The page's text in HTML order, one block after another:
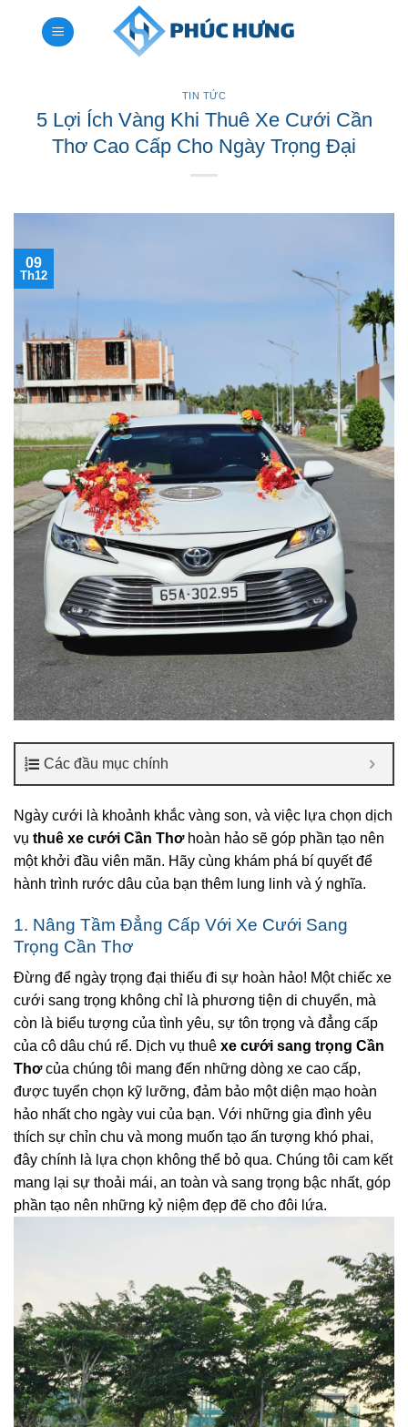
TIN TỨC
5 Lợi Ích Vàng Khi Thuê Xe Cưới Cần
Thơ Cao Cấp Cho Ngày Trọng Đại
09
Th12
Các đầu mục chính
Ngày cưới là khoảnh khắc vàng son, và việc lựa chọn dịch
vụ thuê xe cưới Cần Thơhoàn hảo sẽ góp phần tạo nên
một khởi đầu viên mãn. Hãy cùng khám phá bí quyết để
hành trình rước dâu của bạn thêm lung linh và ý nghĩa.
1. Nâng Tầm Đẳng Cấp Với Xe Cưới Sang
Trọng Cần Thơ
Đừng để ngày trọng đại thiếu đi sự hoàn hảo! Một chiếc xe
cưới sang trọng không chỉ là phương tiện di chuyển, mà
còn là biểu tượng của tình yêu, sự tôn trọng và đẳng cấp
của cô dâu chú rể. Dịch vụ thuê xe cưới sang trọng Cần
Thơcủa chúng tôi mang đến những dòng xe cao cấp,
được tuyển chọn kỹ lưỡng, đảm bảo một diện mạo hoàn
hảo nhất cho ngày vui của bạn. Với những gia đình yêu
thích sự chỉn chu và mong muốn tạo ấn tượng khó phai,
đây chính là lựa chọn không thể bỏ qua. Chúng tôi cam kết
mang lại sự thoải mái, an toàn và sang trọng bậc nhất, góp
phần tạo nên những kỷ niệm đẹp đẽ cho đôi lứa.